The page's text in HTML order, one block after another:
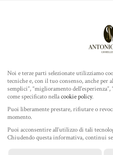
IL
Home/Gioielleria/Ponte
Rosa con Diamanti Bianchi e
Noi e terze parti selezionate utilizziamo
tecniche e, con il tuo consenso, anche
semplici”, “miglioramento
come specificato nellacookie policy.
Puoi liberamente prestare, rifiutare o
momento.
Puoi acconsentire all’utilizzo di tali
Chiudendo questa informativa, continui